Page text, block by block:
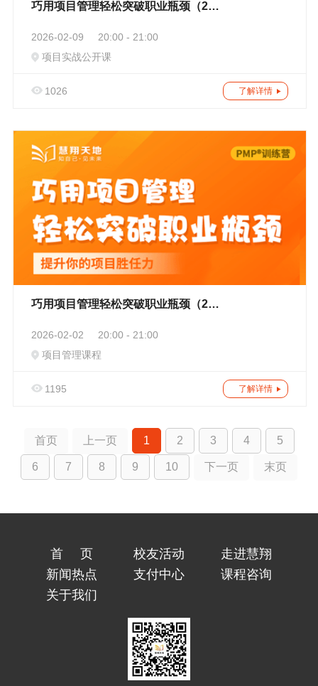
巧用项目管理轻松突破职业瓶颈（201）
2026-02-09
20:00 - 21:00
项目实战公开课
1026 了解详情
巧用项目管理轻松突破职业瓶颈（200）
2026-02-02
20:00 - 21:00
项目管理课程
1195 了解详情
首页 上一页 1 2 3 4 5
6 7 8 9 10 下一页 末页
首页 校友活动
走进慧翔
新闻热点
支付中心
课程咨询
关于我们